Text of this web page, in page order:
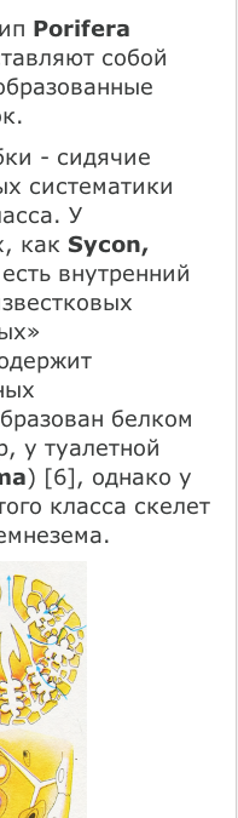
Porifera
собой
- сидячие
систематики
У
как Sycon,
внутренний
белком
у туалетной
) [6], однако у
класса скелет